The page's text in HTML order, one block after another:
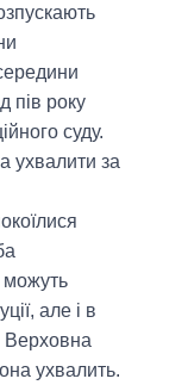
пів року
суду.
ухвалити за
можуть
але і в
Верховна
ухвалить.